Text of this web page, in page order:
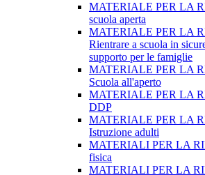
MATERIALE PER LA
scuola aperta
MATERIALE PER LA
Rientrare a scuola in
supporto per le famiglie
MATERIALE PER LA
Scuola all'aperto
MATERIALE PER LA
DDP
MATERIALE PER LA
Istruzione adulti
MATERIALI PER LA
fisica
MATERIALI PER LA